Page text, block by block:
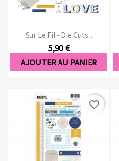
Sur Le Fil - Die Cuts...
5,90 €
AJOUTER AU PANIER
favorite_border